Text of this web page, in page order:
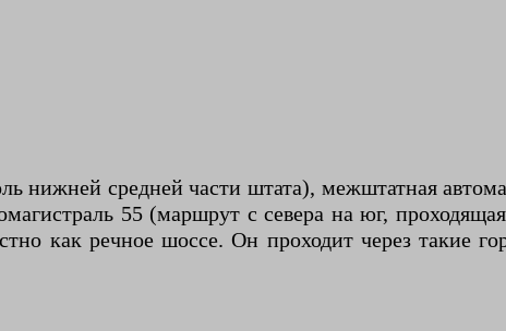
нижней средней части штата), межштатная
55 (маршрут с севера на юг,
как речное шоссе. Он проходит через такие